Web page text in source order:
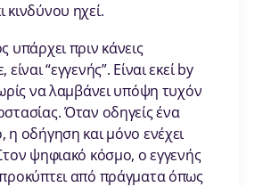
κινδύνου ηχεί.
υπάρχει πριν κάνεις
είναι “εγγενής”. Είναι εκεί by
να λαμβάνει υπόψη τυχόν
Όταν οδηγείς ένα
η οδήγηση και μόνο ενέχει
ψηφιακό κόσμο, ο εγγενής
από πράγματα όπως